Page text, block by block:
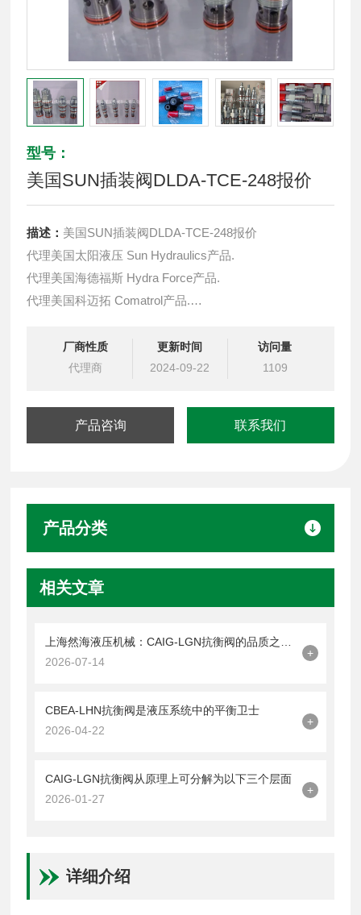
型号：
美国SUN插装阀DLDA-TCE-248报价
描述： 美国SUN插装阀DLDA-TCE-248报价
代理美国太阳液压 Sun Hydraulics产品.
代理美国海德福斯 Hydra Force产品.
代理美国科迈拓 Comatrol产品.
提供油路系统设计,油路块设计,阀块设计与选型
液压油缸，经销力士乐、派克、中国台湾北部等液压元件
厂商性质
代理商
更新时间
2024-09-22
访问量
1109
产品咨询 联系我们
产品分类
相关文章
2026-07-14
+
CBEA-LHN抗衡阀是液压系统中的平衡卫士
2026-04-22
+
CAIG-LGN抗衡阀从原理上可分解为以下三个层面
2026-01-27
+
详细介绍